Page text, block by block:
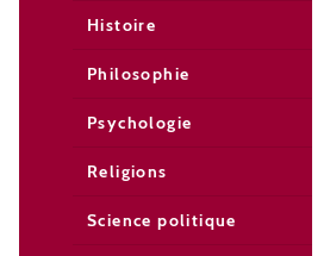
Histoire
Philosophie
Psychologie
Religions
Science politique